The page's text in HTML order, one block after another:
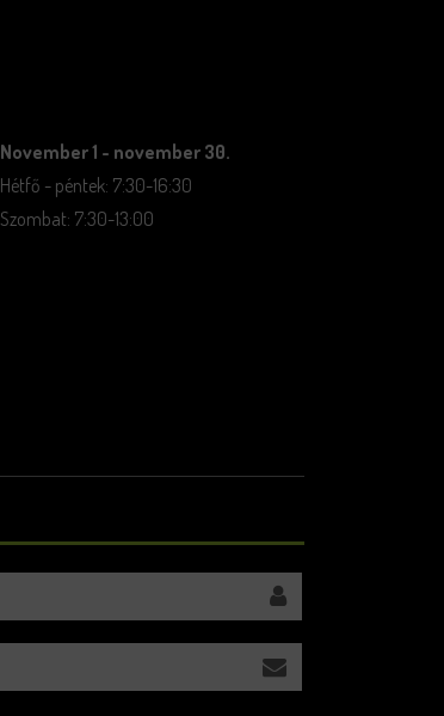
November 1 - november 30.
Hétfő - péntek: 7:30-16:30
Szombat: 7:30-13:00